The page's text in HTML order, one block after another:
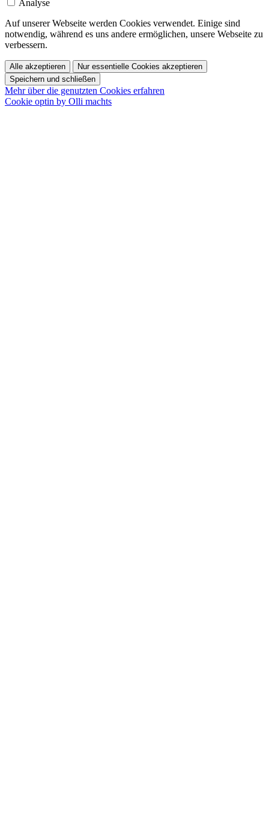
Analyse
Auf unserer Webseite werden Cookies verwendet. Einige sind
notwendig, während es uns andere ermöglichen, unsere Webseite zu
verbessern.
Alle akzeptieren
Nur essentielle Cookies akzeptieren
Speichern und schließen
Mehr über die genutzten Cookies erfahren
Cookie optin by Olli machts